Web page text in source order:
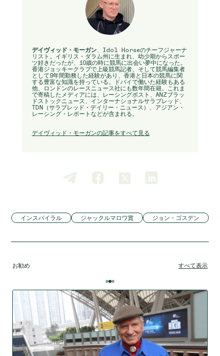
デイヴィッド・モーガン、Idol Horseのチーフジャーナ
リスト。イギリス・ダラム州に生まれ、幼少期からスポー
ツ好きだったが、10歳の時に競馬に出会い夢中になった。
香港ジョッキークラブで上級競馬記者、そして競馬編集者
として9年間勤務した経験があり、香港と日本の競馬に関
する豊富な知識を持っている。ドバイで働いた経験もある
他、ロンドンのレースニュース社にも数年間在籍。これま
で寄稿したメディアには、レーシングポスト、ANZブラッ
ドストックニュース、インターナショナルサラブレッド、
TDN（サラブレッド・デイリー・ニュース）、アジアン・
レーシング・レポートなどが含まれる。
デイヴィッド・モーガンの記事をすべて見る
インスパイラル ジャックルマロワ賞 ジョン・ゴスデン
お勧め すべて表示